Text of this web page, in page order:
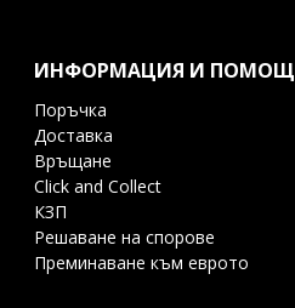
ИНФОРМАЦИЯ И ПОМОЩ
Поръчка
Доставка
Връщане
Click and Collect
КЗП
Решаване на спорове
Преминаване към еврото